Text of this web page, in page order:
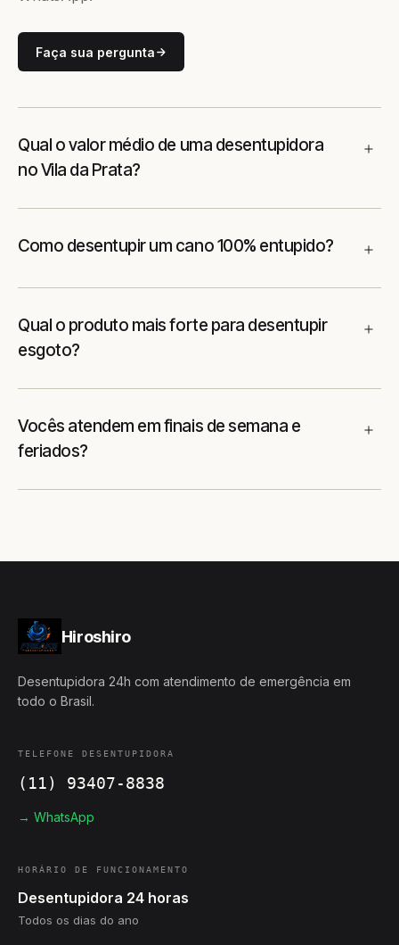
Faça sua pergunta
Qual o valor médio de uma desentupidora
no Vila da Prata?
Como desentupir um cano 100% entupido?
Qual o produto mais forte para desentupir
esgoto?
Vocês atendem em finais de semana e
feriados?
Hiroshiro
Desentupidora 24h com atendimento de emergência em
todo o Brasil.
TELEFONE DESENTUPIDORA
(11) 93407-8838
→ WhatsApp
HORÁRIO DE FUNCIONAMENTO
Desentupidora 24 horas
Todos os dias do ano